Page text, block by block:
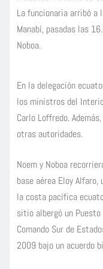
La funcionaria arribó a
Manabí, pasadas las
Noboa.
En la delegación
los ministros del
Carlo Loffredo.
otras autoridades.
Noem y Noboa
base aérea Eloy
la costa pacífica
sitio albergó un Puesto
Comando Sur de
2009 bajo un acuerdo